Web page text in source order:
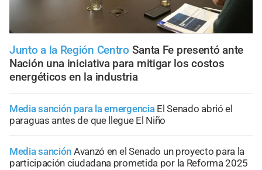
Junto a la Región Centro Santa Fe presentó ante
Nación una iniciativa para mitigar los costos
energéticos en la industria
Media sanción para la emergencia El Senado abrió el
paraguas antes de que llegue El Niño
Media sanción Avanzó en el Senado un proyecto para la
participación ciudadana prometida por la Reforma 2025